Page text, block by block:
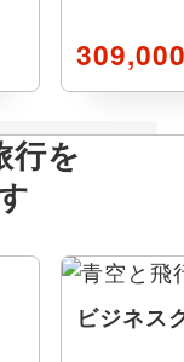
ン
行を
ビジネス